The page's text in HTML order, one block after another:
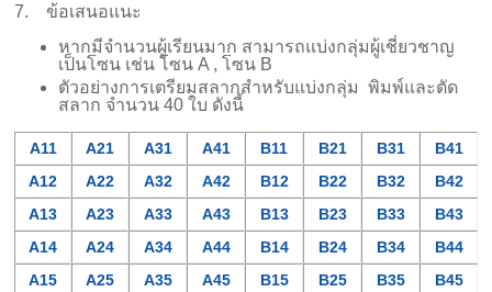
7. ข้อเสนอแนะ
หากมีจำนวนผู้เรียนมาก สามารถแบ่งกลุ่มผู้เชี่ยวชาญ
เป็นโซน เช่น โซน A , โซน B
ตัวอย่างการเตรียมสลากสำหรับแบ่งกลุ่ม พิมพ์และตัด
สลาก จำนวน 40 ใบ ดังนี้
A11 A21 A31 A41 B11 B21 B31
B41
A12
A22 A32 A42 B12 B22 B32
B42
A13
A23 A33 A43 B13 B23 B33
B43
A14
A24 A34 A44 B14 B24 B34
B44
A15
A25 A35 A45 B15 B25 B35 B45